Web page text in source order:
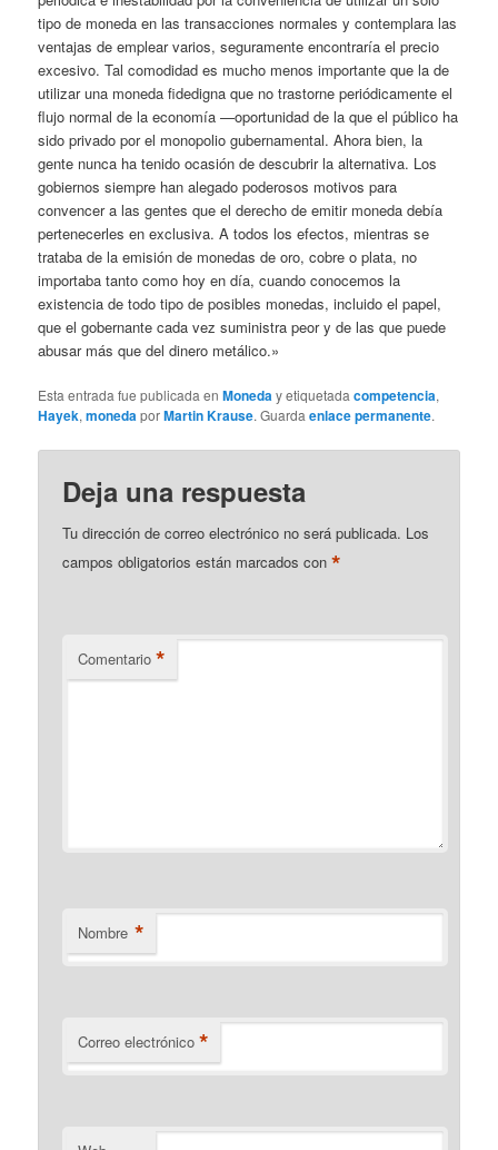
tipo de moneda en las transacciones normales y contemplara las
ventajas de emplear varios, seguramente encontraría el precio
excesivo. Tal comodidad es mucho menos importante que la de
utilizar una moneda fidedigna que no trastorne periódicamente el
flujo normal de la economía —oportunidad de la que el público ha
sido privado por el monopolio gubernamental. Ahora bien, la
gente nunca ha tenido ocasión de descubrir la alternativa. Los
gobiernos siempre han alegado poderosos motivos para
convencer a las gentes que el derecho de emitir moneda debía
pertenecerles en exclusiva. A todos los efectos, mientras se
trataba de la emisión de monedas de oro, cobre o plata, no
importaba tanto como hoy en día, cuando conocemos la
existencia de todo tipo de posibles monedas, incluido el papel,
que el gobernante cada vez suministra peor y de las que puede
abusar más que del dinero metálico.»
Esta entrada fue publicada enMoneday etiquetadacompetencia,
Hayek,monedaporMartin Krause. Guardaenlace permanente.
Deja una respuesta
Tu dirección de correo electrónico no será publicada. Los
campos obligatorios están marcados con*
Comentario *
Nombre *
Correo electrónico *